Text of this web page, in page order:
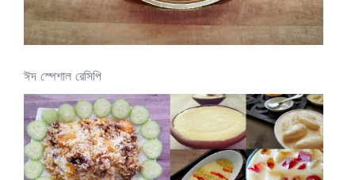
ঈদ স্পেশাল রেসিপি